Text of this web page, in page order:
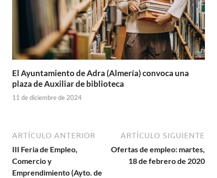
El Ayuntamiento de Adra (Almería) convoca una
plaza de Auxiliar de biblioteca
11 de diciembre de 2024
ARTÍCULO ANTERIOR
III Feria de Empleo,
Comercio y
Emprendimiento (Ayto. de
ARTÍCULO SIGUIENTE
Ofertas de empleo: martes,
18 de febrero de 2020